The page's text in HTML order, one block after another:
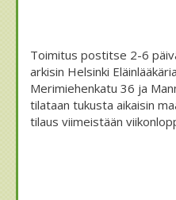
Toimitus postitse 2-6
arkisin Helsinki
Merimiehenkatu 36 ja
tilataan tukusta aikaisin
tilaus viimeistään